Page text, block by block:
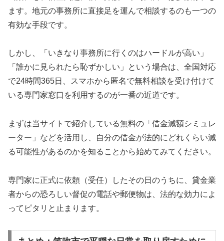
ます。地元の事務所に直接足を運んで相談するのも一つの
有効な手段です。
しかし、「いきなり事務所に行くのはハードルが高い」
「誰かに見られたら恥ずかしい」という場合は、全国対応
で24時間365日、スマホから匿名で無料相談を受け付けて
いる専門家窓口を利用するのが一番の近道です。
まずは当サイトで紹介している無料の「借金減額シミュレ
ーター」などを活用し、自分の借金が法的にどれくらい減
る可能性があるのかを知ることから始めてみてください。
専門家に正式に依頼（受任）したその日のうちに、貸金業
者からの恐ろしい督促の電話や郵便物は、法的な効力によ
ってピタリと止まります。